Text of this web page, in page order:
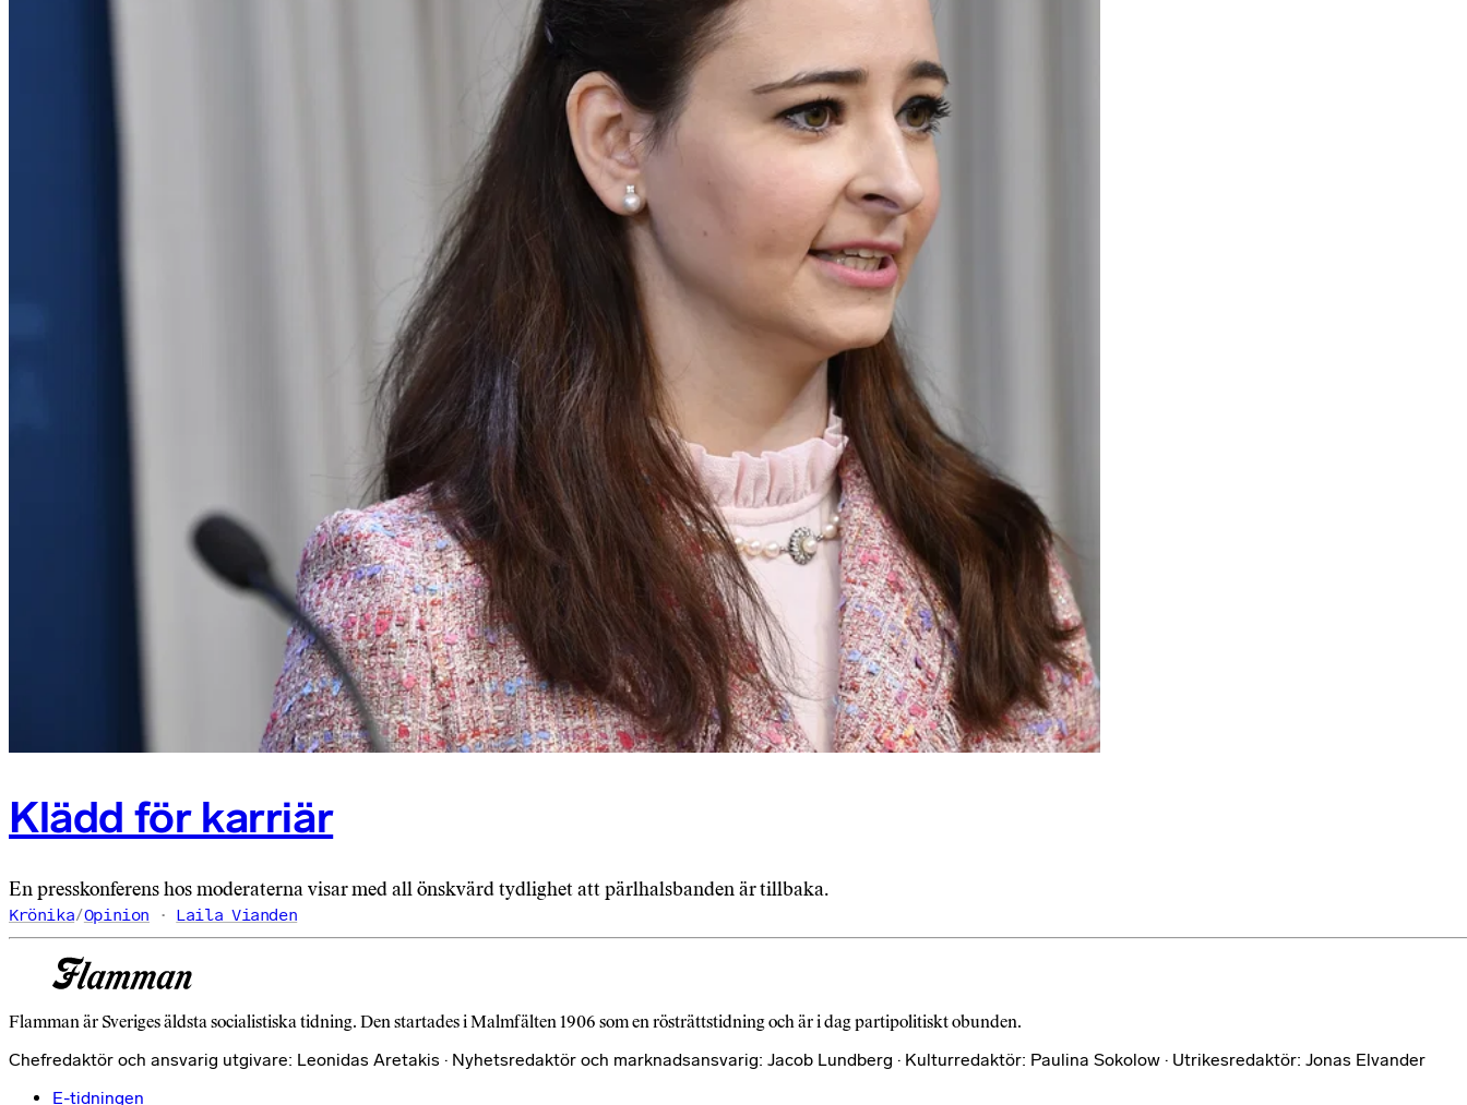
Klädd för karriär
En presskonferens hos moderaterna visar med all önskvärd tydlighet att pärlhalsbanden är tillbaka.
Krönika/Opinion Laila Vianden
Flamman är Sveriges äldsta socialistiska tidning. Den startades i Malmfälten 1906 som en rösträttstidning och är i dag partipolitiskt obunden.
Chefredaktör och ansvarig utgivare: Leonidas Aretakis · Nyhetsredaktör och marknadsansvarig: Jacob Lundberg · Kulturredaktör: Paulina Sokolow · Utrikesredaktör: Jonas Elvander
E-tidningen